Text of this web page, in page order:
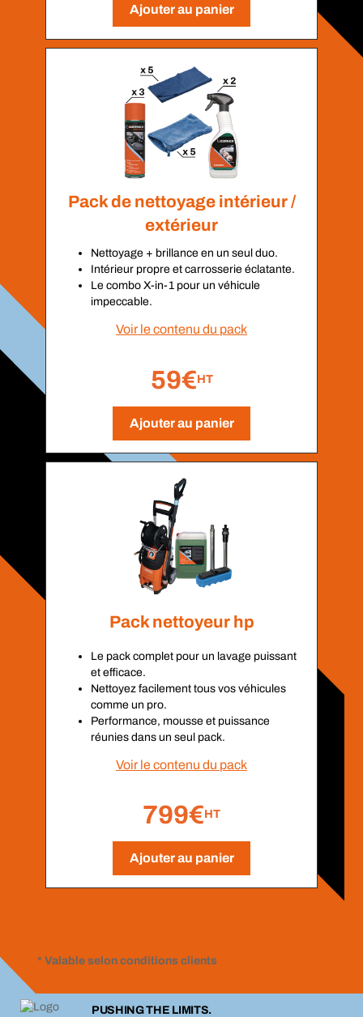
Ajouter au panier
Pack de nettoyage intérieur /
extérieur
Nettoyage + brillance en un seul duo.
Intérieur propre et carrosserie éclatante.
Le combo X-in-1 pour un véhicule
impeccable.
Voir le contenu du pack
59€HT
Ajouter au panier
Pack nettoyeur hp
Le pack complet pour un lavage puissant
et efficace.
Nettoyez facilement tous vos véhicules
comme un pro.
Performance, mousse et puissance
réunies dans un seul pack.
Voir le contenu du pack
799€HT
Ajouter au panier
* Valable selon conditions clients
PUSHING THE LIMITS.